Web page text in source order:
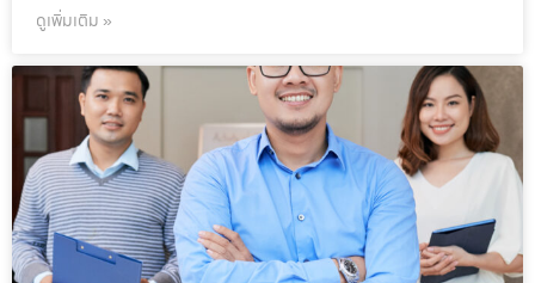
ดูเพิ่มเติม »